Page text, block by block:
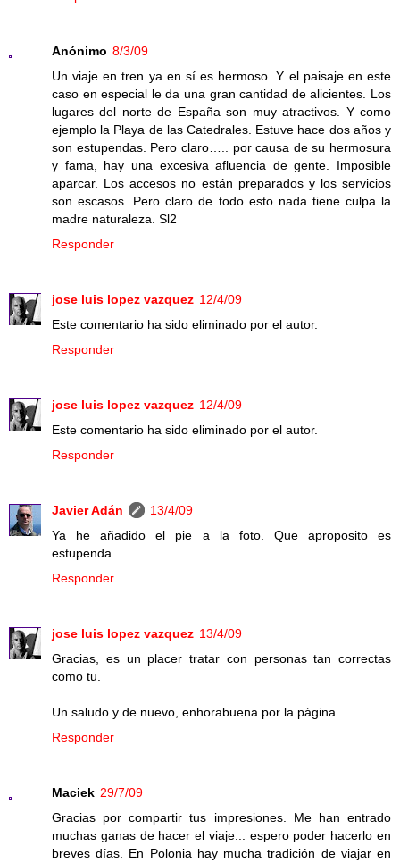
Anónimo 8/3/09
Un viaje en tren ya en sí es hermoso. Y el paisaje en este
caso en especial le da una gran cantidad de alicientes. Los
lugares del norte de España son muy atractivos. Y como
ejemplo la Playa de las Catedrales. Estuve hace dos años y
son estupendas. Pero claro….. por causa de su hermosura
y fama, hay una excesiva afluencia de gente. Imposible
aparcar. Los accesos no están preparados y los servicios
son escasos. Pero claro de todo esto nada tiene culpa la
madre naturaleza. Sl2
Responder
jose luis lopez vazquez 12/4/09
Este comentario ha sido eliminado por el autor.
Responder
jose luis lopez vazquez 12/4/09
Este comentario ha sido eliminado por el autor.
Responder
Javier Adán
13/4/09
Ya he añadido el pie a la foto. Que aproposito es
estupenda.
Responder
jose luis lopez vazquez 13/4/09
Gracias, es un placer tratar con personas tan correctas
como tu.
Un saludo y de nuevo, enhorabuena por la página.
Responder
Maciek 29/7/09
Gracias por compartir tus impresiones. Me han entrado
muchas ganas de hacer el viaje... espero poder hacerlo en
breves días. En Polonia hay mucha tradición de viajar en